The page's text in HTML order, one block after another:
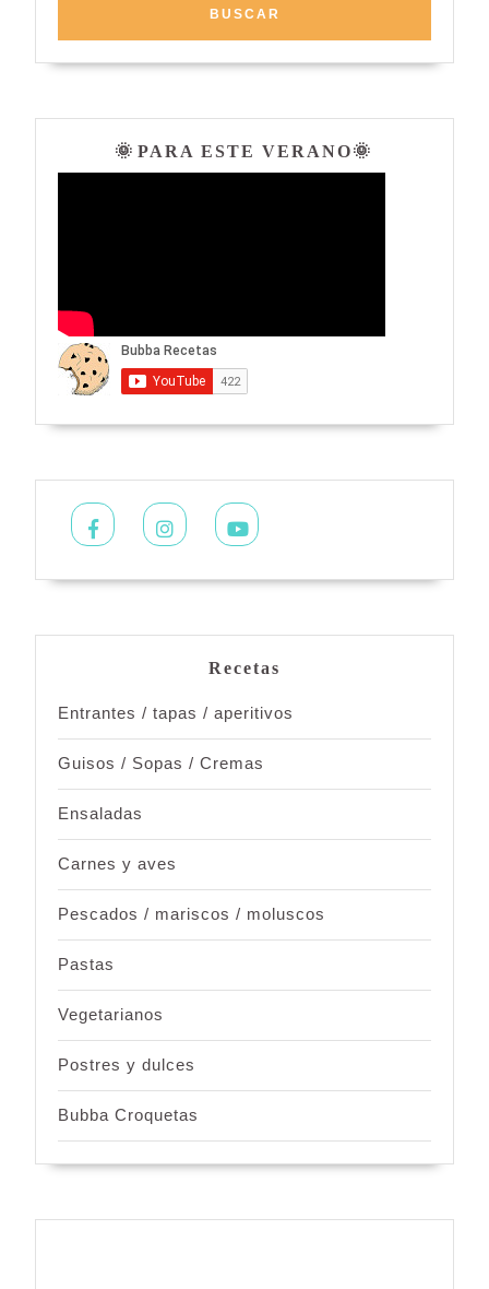
🌞 PARA ESTE VERANO🌞
Facebook Instagram
Recetas
Entrantes / tapas / aperitivos
Guisos / Sopas / Cremas
Ensaladas
Carnes y aves
Pescados / mariscos / moluscos
Pastas
Vegetarianos
Postres y dulces
Bubba Croquetas